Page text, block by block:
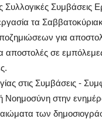
Συλλογικές Συμβάσεις
τα
για
σε
στις Συμβάσεις -
Νοημοσύνη στην
των